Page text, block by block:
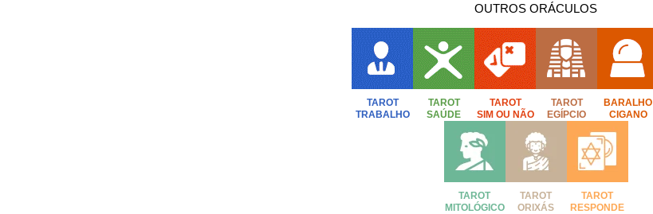
OUTROS ORÁCULOS
TAROT
TRABALHO
TAROT
SAÚDE
TAROT
SIM OU NÃO
TAROT
EGÍPCIO
BARALHO
CIGANO
TAROT
MITOLÓGICO
TAROT
ORIXÁS
TAROT
RESPONDE